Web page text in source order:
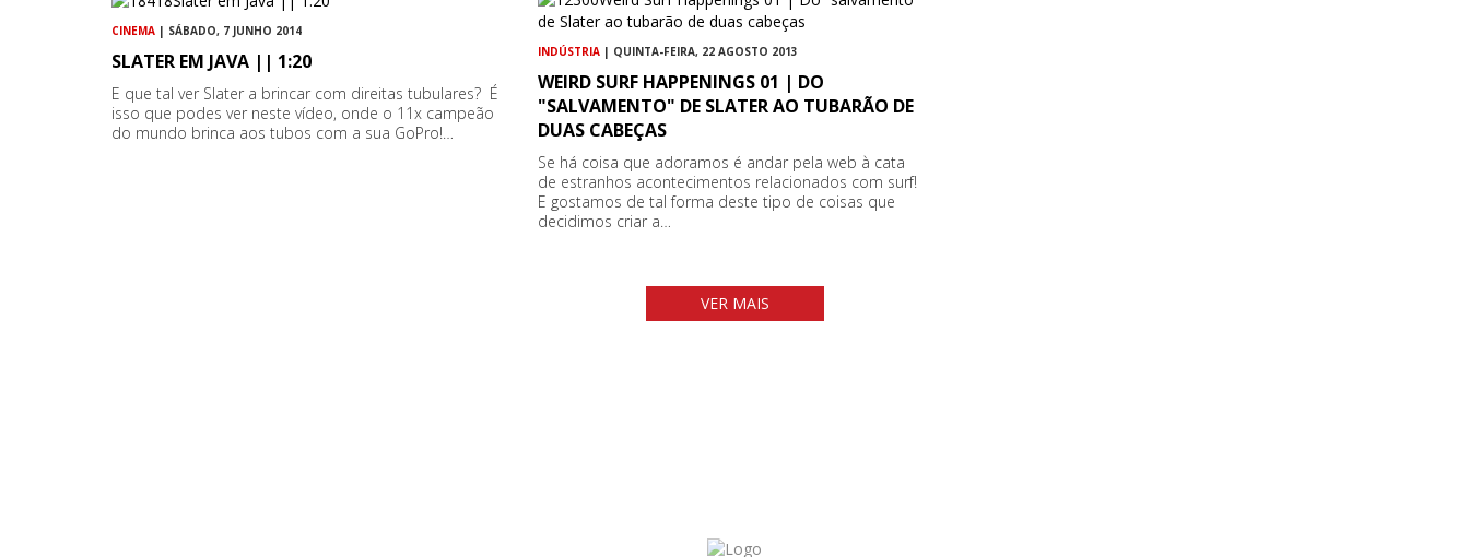
CINEMA | SÁBADO, 7 JUNHO 2014
SLATER EM JAVA || 1:20
E que tal ver Slater a brincar com direitas tubulares? É
isso que podes ver neste vídeo, onde o 11x campeão
do mundo brinca aos tubos com a sua GoPro!…
INDÚSTRIA | QUINTA-FEIRA, 22 AGOSTO 2013
WEIRD SURF HAPPENINGS 01 | DO
"SALVAMENTO" DE SLATER AO TUBARÃO DE
DUAS CABEÇAS
Se há coisa que adoramos é andar pela web à cata
de estranhos acontecimentos relacionados com surf!
E gostamos de tal forma deste tipo de coisas que
decidimos criar a…
VER MAIS